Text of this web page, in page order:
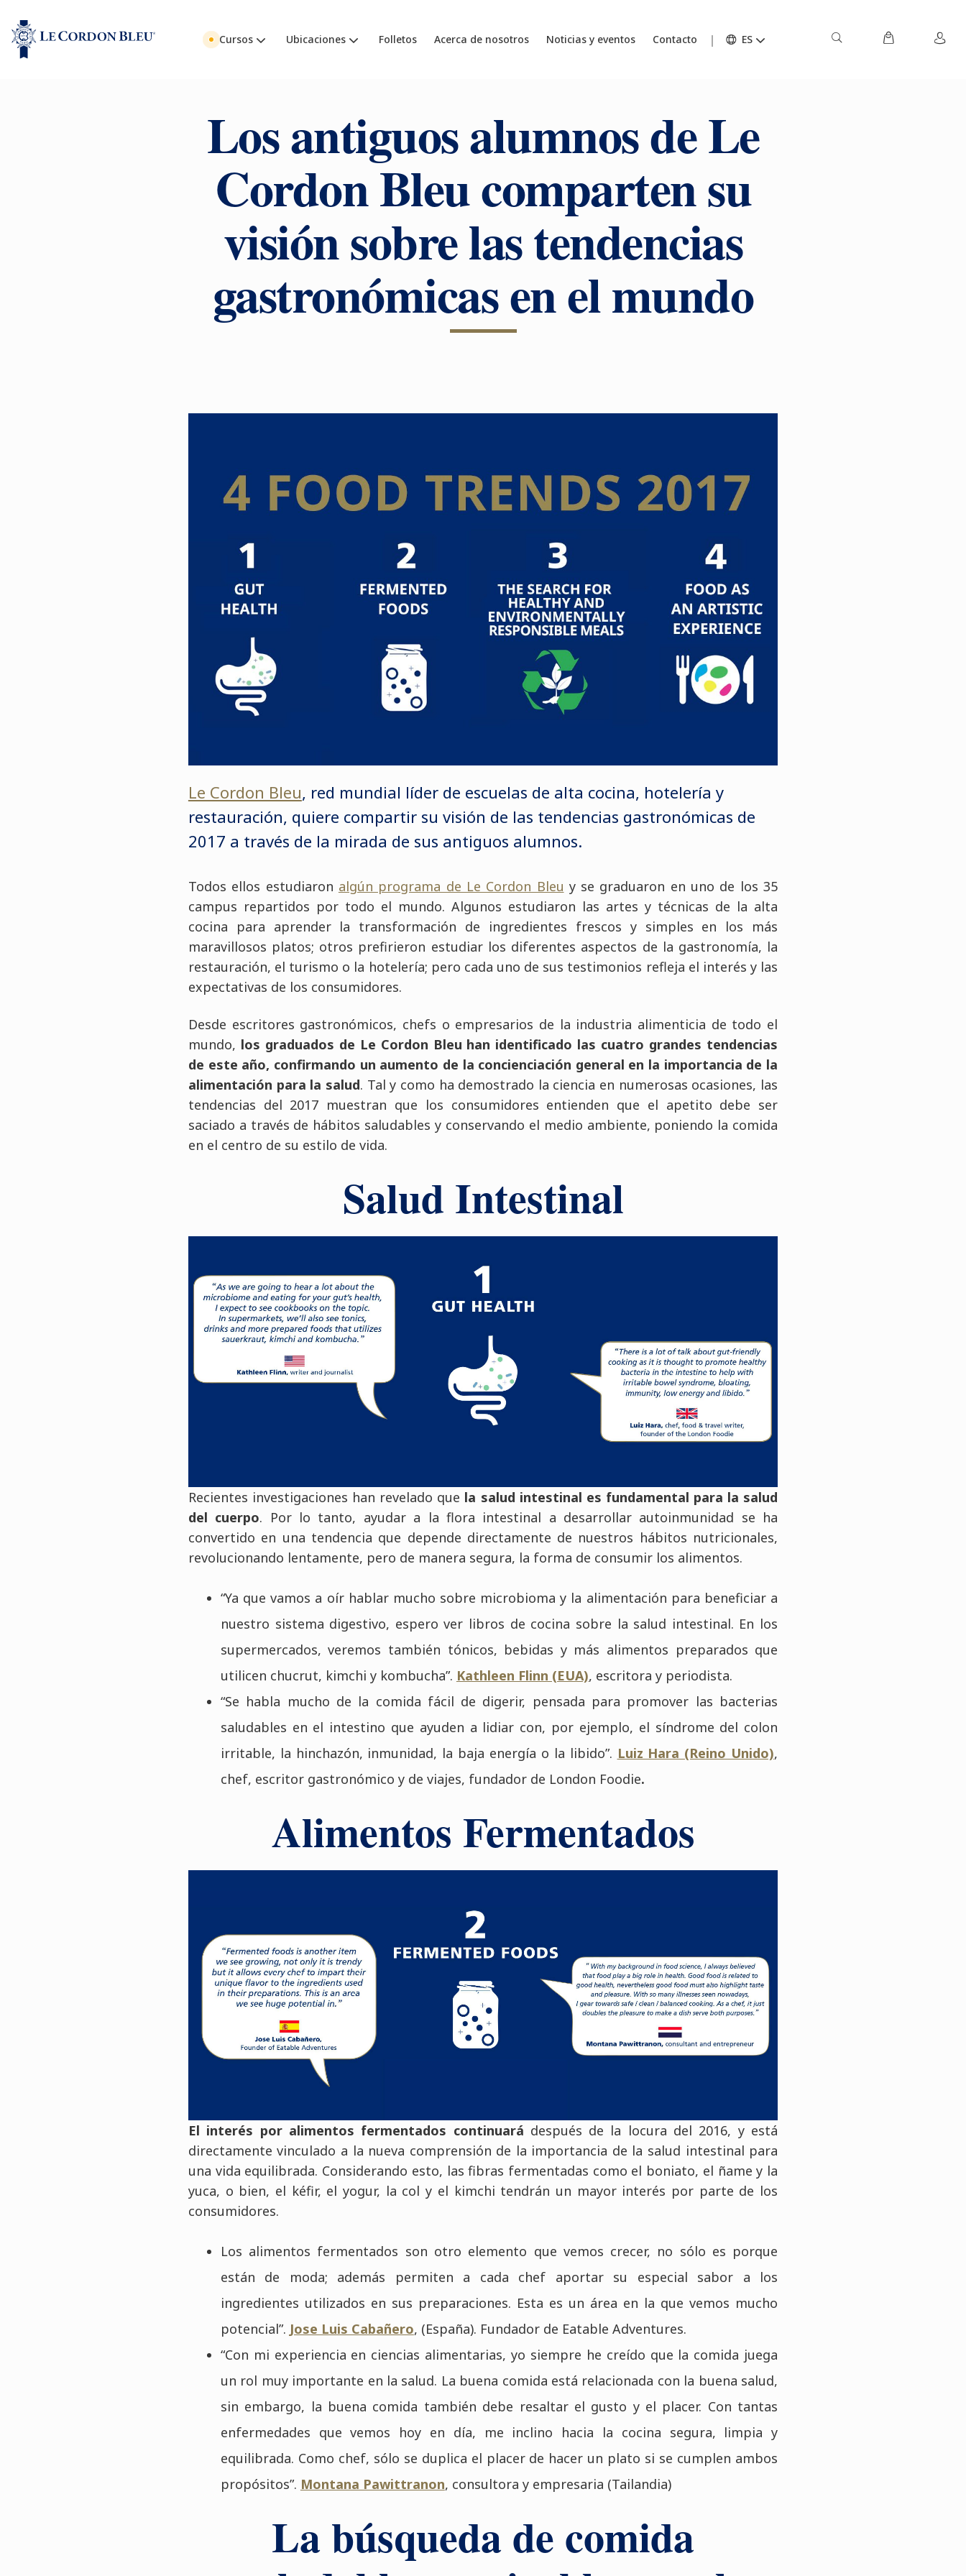
Cursos Ubicaciones Folletos Acerca de nosotros Noticias y eventos Contacto ES
Los antiguos alumnos de Le
Cordon Bleu comparten su
visión sobre las tendencias
gastronómicas en el mundo
Le Cordon Bleu, red mundial líder de escuelas de alta cocina, hotelería y
restauración, quiere compartir su visión de las tendencias gastronómicas de
2017 a través de la mirada de sus antiguos alumnos.
Todos ellos estudiaron algún programa de Le Cordon Bleu y se graduaron en uno de los 35
campus repartidos por todo el mundo. Algunos estudiaron las artes y técnicas de la alta
cocina para aprender la transformación de ingredientes frescos y simples en los más
maravillosos platos; otros prefirieron estudiar los diferentes aspectos de la gastronomía, la
restauración, el turismo o la hotelería; pero cada uno de sus testimonios refleja el interés y las
expectativas de los consumidores.
Desde escritores gastronómicos, chefs o empresarios de la industria alimenticia de todo el
mundo, los graduados de Le Cordon Bleu han identificado las cuatro grandes tendencias
de este año, confirmando un aumento de la concienciación general en la importancia de la
alimentación para la salud. Tal y como ha demostrado la ciencia en numerosas ocasiones, las
tendencias del 2017 muestran que los consumidores entienden que el apetito debe ser
saciado a través de hábitos saludables y conservando el medio ambiente, poniendo la comida
en el centro de su estilo de vida.
Salud Intestinal
Recientes investigaciones han revelado que la salud intestinal es fundamental para la salud
del cuerpo. Por lo tanto, ayudar a la flora intestinal a desarrollar autoinmunidad se ha
convertido en una tendencia que depende directamente de nuestros hábitos nutricionales,
revolucionando lentamente, pero de manera segura, la forma de consumir los alimentos.
“Ya que vamos a oír hablar mucho sobre microbioma y la alimentación para beneficiar a
nuestro sistema digestivo, espero ver libros de cocina sobre la salud intestinal. En los
supermercados, veremos también tónicos, bebidas y más alimentos preparados que
utilicen chucrut, kimchi y kombucha”. Kathleen Flinn (EUA), escritora y periodista.
“Se habla mucho de la comida fácil de digerir, pensada para promover las bacterias
saludables en el intestino que ayuden a lidiar con, por ejemplo, el síndrome del colon
irritable, la hinchazón, inmunidad, la baja energía o la libido”. Luiz Hara (Reino Unido),
chef, escritor gastronómico y de viajes, fundador de London Foodie.
Alimentos Fermentados
El interés por alimentos fermentados continuará después de la locura del 2016, y está
directamente vinculado a la nueva comprensión de la importancia de la salud intestinal para
una vida equilibrada. Considerando esto, las fibras fermentadas como el boniato, el ñame y la
yuca, o bien, el kéfir, el yogur, la col y el kimchi tendrán un mayor interés por parte de los
consumidores.
Los alimentos fermentados son otro elemento que vemos crecer, no sólo es porque
están de moda; además permiten a cada chef aportar su especial sabor a los
ingredientes utilizados en sus preparaciones. Esta es un área en la que vemos mucho
potencial”. Jose Luis Cabañero, (España). Fundador de Eatable Adventures.
“Con mi experiencia en ciencias alimentarias, yo siempre he creído que la comida juega
un rol muy importante en la salud. La buena comida está relacionada con la buena salud,
sin embargo, la buena comida también debe resaltar el gusto y el placer. Con tantas
enfermedades que vemos hoy en día, me inclino hacia la cocina segura, limpia y
equilibrada. Como chef, sólo se duplica el placer de hacer un plato si se cumplen ambos
propósitos”. Montana Pawittranon, consultora y empresaria (Tailandia)
La búsqueda de comida